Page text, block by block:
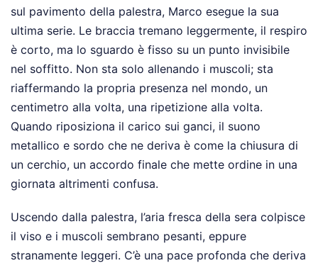
sul pavimento della palestra, Marco esegue la sua
ultima serie. Le braccia tremano leggermente, il respiro
è corto, ma lo sguardo è fisso su un punto invisibile
nel soffitto. Non sta solo allenando i muscoli; sta
riaffermando la propria presenza nel mondo, un
centimetro alla volta, una ripetizione alla volta.
Quando riposiziona il carico sui ganci, il suono
metallico e sordo che ne deriva è come la chiusura di
un cerchio, un accordo finale che mette ordine in una
giornata altrimenti confusa.
Uscendo dalla palestra, l’aria fresca della sera colpisce
il viso e i muscoli sembrano pesanti, eppure
stranamente leggeri. C’è una pace profonda che deriva